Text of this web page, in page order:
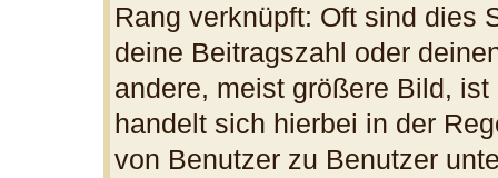
Rang verknüpft: Oft sind dies
deine Beitragszahl oder
andere, meist größere Bild, ist
handelt sich hierbei in der
von Benutzer zu Benutzer